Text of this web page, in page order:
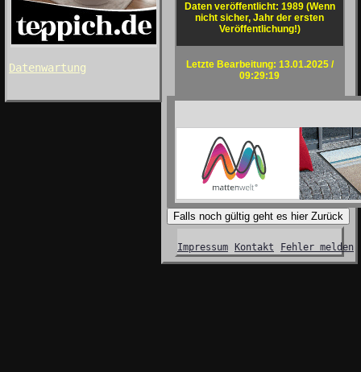
Datenwartung
Daten veröffentlicht: 1989 (Wenn
nicht sicher, Jahr der ersten
Veröffentlichung!)
Letzte Bearbeitung: 13.01.2025 /
09:29:19
Falls noch gültig geht es hier Zurück
Impressum Kontakt Fehler melden